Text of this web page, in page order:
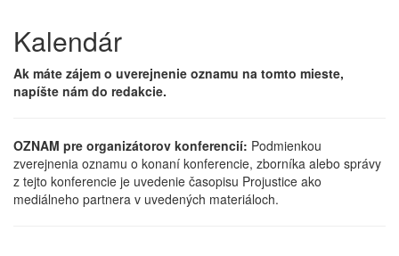
Kalendár
Ak máte zájem o uverejnenie oznamu na tomto mieste,
napíšte nám do redakcie.
OZNAM pre organizátorov konferencií: Podmienkou
zverejnenia oznamu o konaní konferencie, zborníka alebo správy
z tejto konferencie je uvedenie časopisu Projustice ako
mediálneho partnera v uvedených materiáloch.